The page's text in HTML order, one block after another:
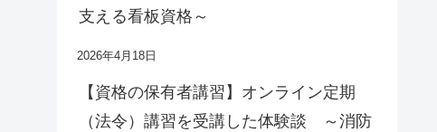
支える看板資格～
2026年4月18日
【資格の保有者講習】オンライン定期
（法令）講習を受講した体験談 ～消防